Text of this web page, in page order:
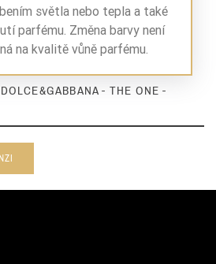
5906826214940
světla nebo tepla a také
parfému. Změna barvy není
na kvalitě vůně parfému.
- THE ONE -